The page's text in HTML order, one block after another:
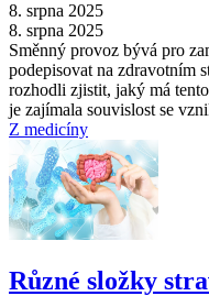
8. srpna 2025
8. srpna 2025
Směnný provoz bývá pro
podepisovat na zdravotním
rozhodli zjistit, jaký má
je zajímala souvislost se
Z medicíny
Různé složky